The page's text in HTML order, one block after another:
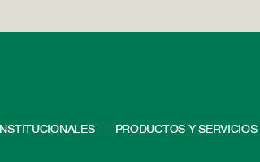
INSTITUCIONALES PRODUCTOS Y SERVICIOS